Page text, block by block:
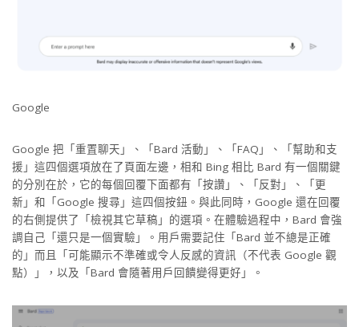
Google
Google 把「重置聊天」、「Bard 活動」、「FAQ」、「幫助和支
援」這四個選項放在了頁面左邊，相和 Bing 相比 Bard 有一個關鍵
的分別在於，它的每個回覆下面都有「按讚」、「反對」、「更
新」和「Google 搜尋」這四個按鈕。與此同時，Google 還在回覆
的右側提供了「檢視其它草稿」的選項。在體驗過程中，Bard 會強
調自己「還只是一個實驗」。用戶需要記住「Bard 並不總是正確
的」而且「可能顯示不準確或令人反感的資訊（不代表 Google 觀
點）」，以及「Bard 會隨著用戶回饋變得更好」。